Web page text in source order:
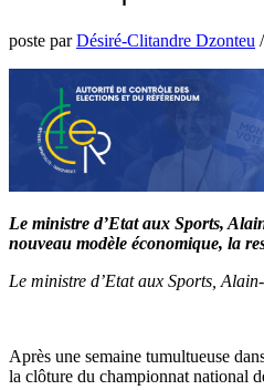
poste parDésiré-Clitandre Dzonteu /
Le ministre d’Etat aux Sports,
nouveau modèle économique, la
Le ministre d’Etat aux Sports,
Après une semaine tumultueuse
la clôture du championnat national